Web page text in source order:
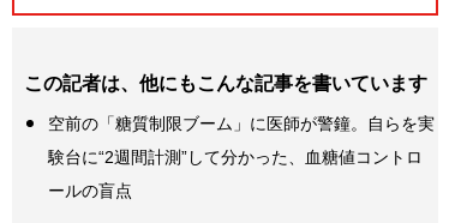
この記者は、他にもこんな記事を書いています
空前の「糖質制限ブーム」に医師が警鐘。自らを実
験台に“2週間計測”して分かった、血糖値コントロ
ールの盲点